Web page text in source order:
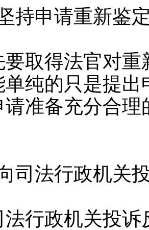
申请重新鉴
得法官对重
纯的只是提出
请准备充分合
法行政机关
政机关投诉